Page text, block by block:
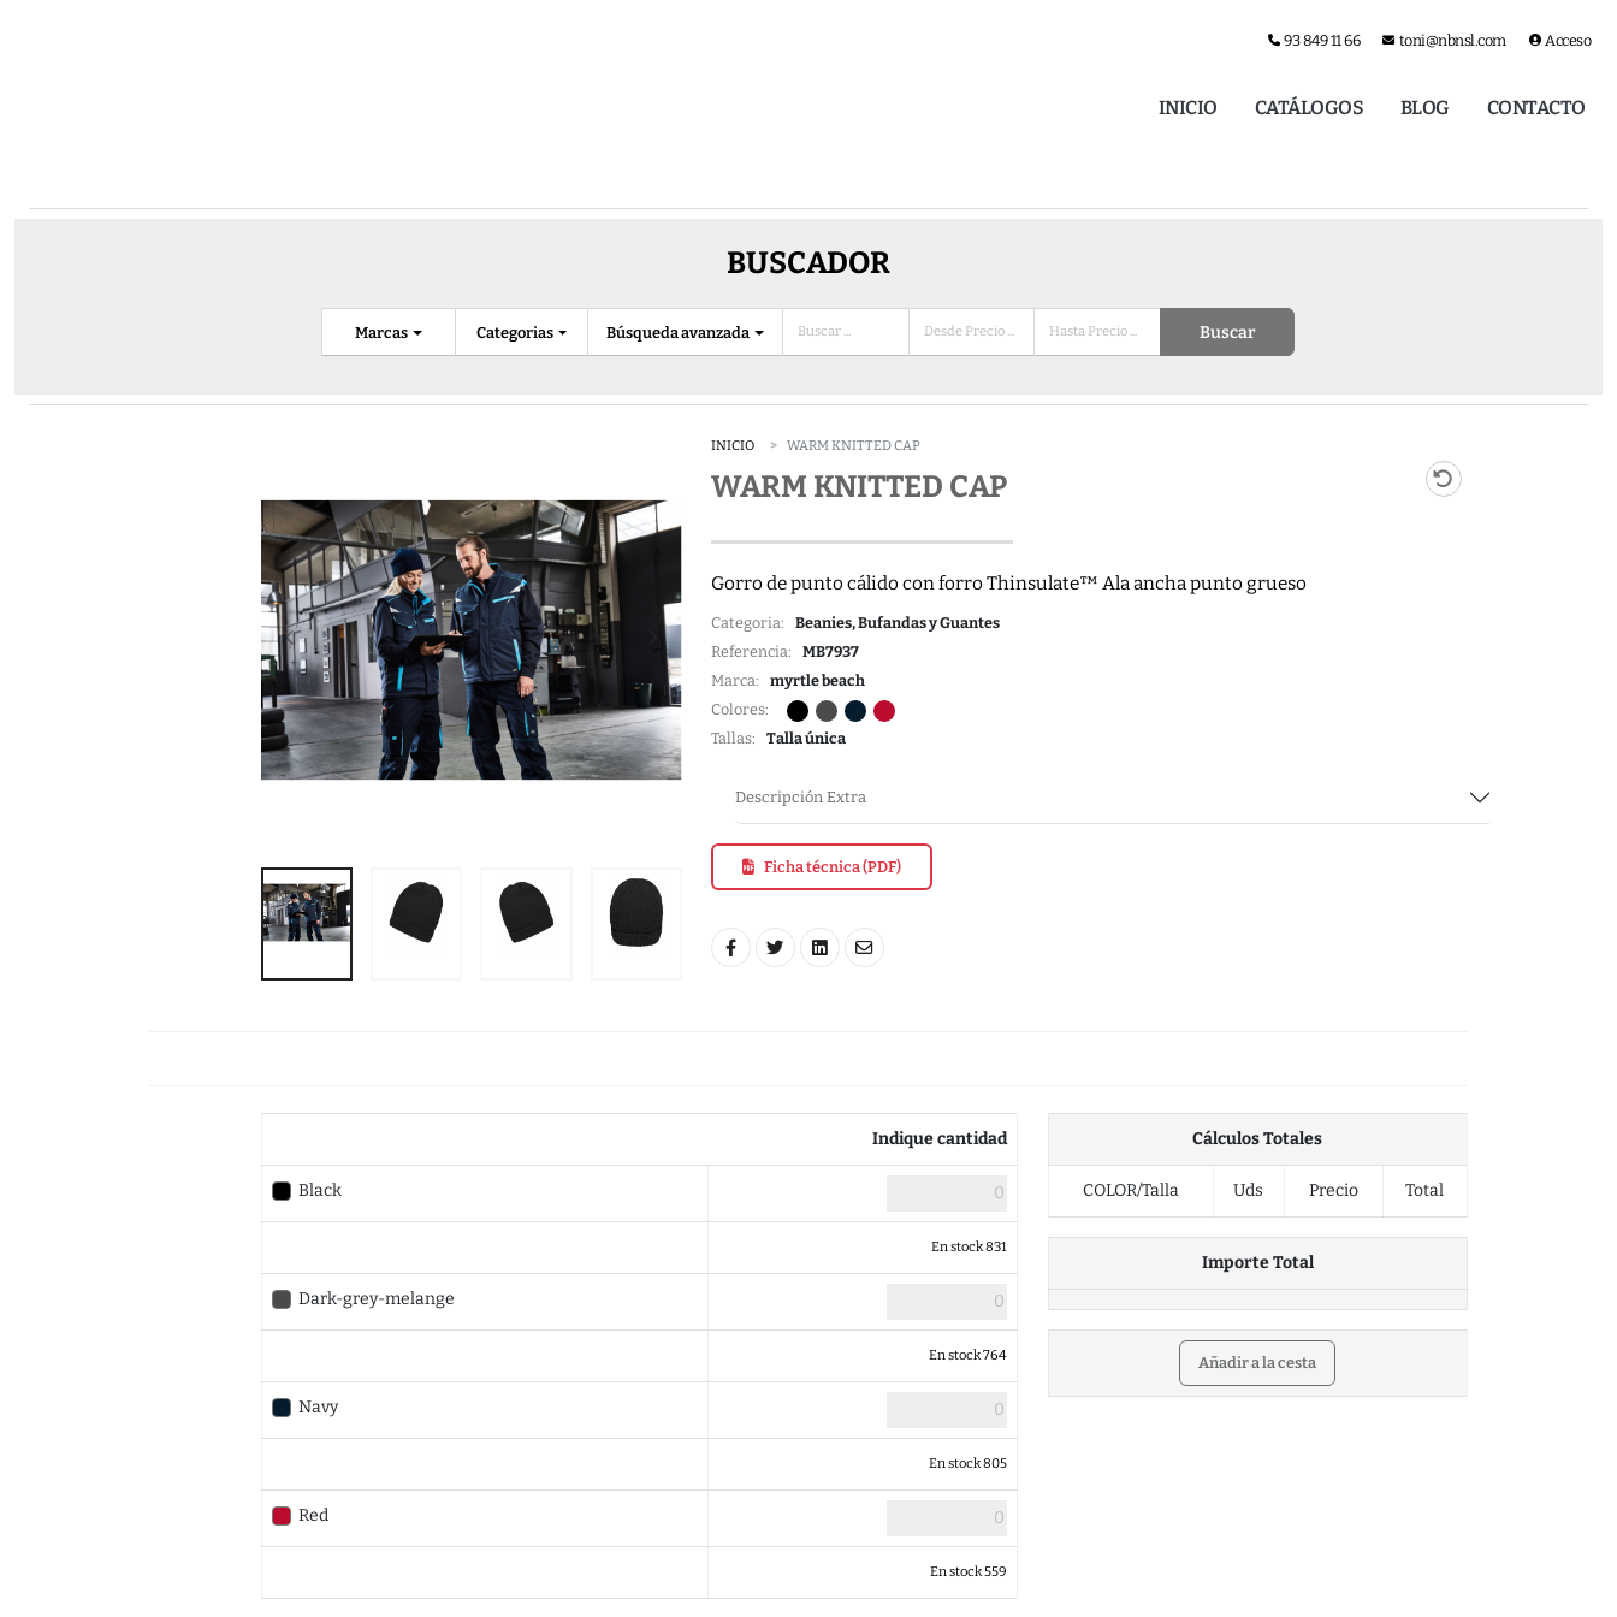
93 849 11 66 toni@nbnsl.com Acceso
INICIO CATÁLOGOS BLOG CONTACTO
BUSCADOR
Categorias
Marcas Búsqueda avanzada Buscar
INICIO WARM KNITTED CAP
WARM KNITTED CAP
Gorro de punto cálido con forro Thinsulate™ Ala ancha punto grueso
Categoria: Beanies, Bufandas y Guantes
Referencia: MB7937
Marca: myrtle beach
Colores:
Tallas: Talla única
Descripción Extra
Ficha técnica (PDF)
Indique cantidad
Black
En stock 831
Dark-grey-melange
En stock 764
Navy
En stock 805
Red
En stock 559
Cálculos Totales
COLOR/Talla Uds Precio Total
Importe Total
Añadir a la cesta